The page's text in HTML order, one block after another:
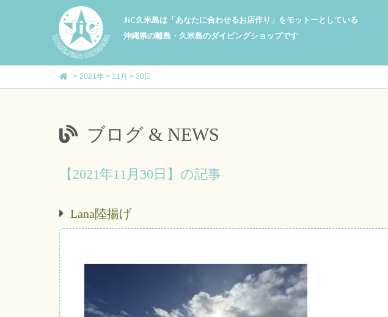
JiC久米島は「あなたに合わせるお店作り」をモットーとしている
沖縄県の離島・久米島のダイビングショップです
> 2021年 > 11月 > 30日
ブログ & NEWS
【2021年11月30日】の記事
Lana陸揚げ